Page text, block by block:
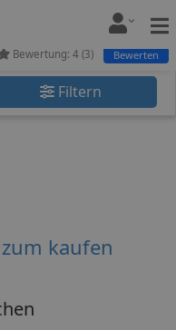
Filtern
Bewertung: 4 (3) Bewerten
kaufen